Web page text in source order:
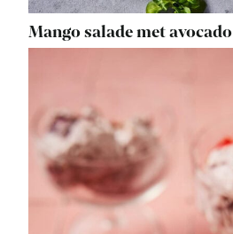
Mango salade met avocado